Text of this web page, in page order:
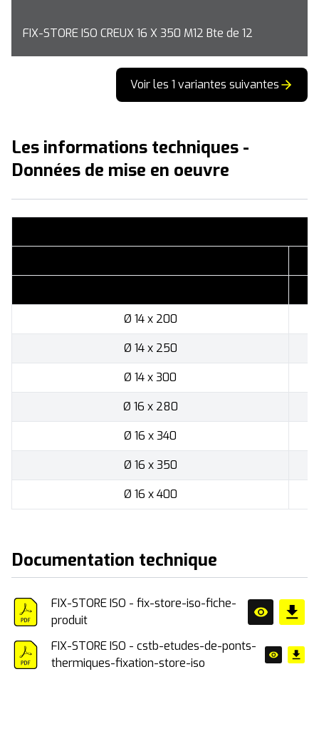
FIX-STORE ISO CREUX 16 X 350 M12 Bte de 12
Voir les 1 variantes suivantes
Les informations techniques -
Données de mise en oeuvre
Ø 14 x 200
Ø 14 x 250
Ø 14 x 300
Ø 16 x 280
Ø 16 x 340
Ø 16 x 350
Ø 16 x 400
Documentation technique
FIX-STORE ISO - fix-store-iso-fiche-
produit
FIX-STORE ISO - cstb-etudes-de-ponts-
thermiques-fixation-store-iso